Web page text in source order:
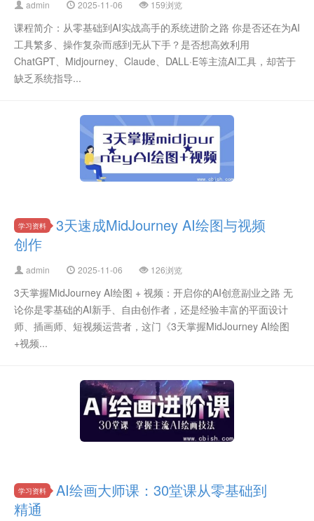
admin 2025-11-06 159浏览
课程简介：从零基础到AI实战高手的系统进阶之路 你是否还在为AI
工具繁多、操作复杂而感到无从下手？是否想高效利用
ChatGPT、Midjourney、Claude、DALL·E等主流AI工具，却苦于
缺乏系统指导...
学习资料
3天速成MidJourney AI绘图与视频
创作
admin 2025-11-06 126浏览
3天掌握MidJourney AI绘图 + 视频：开启你的AI创意副业之路 无
论你是零基础的AI新手、自由创作者，还是经验丰富的平面设计
师、插画师、短视频运营者，这门《3天掌握MidJourney AI绘图
+视频...
学习资料
AI绘画大师课：30堂课从零基础到
精通